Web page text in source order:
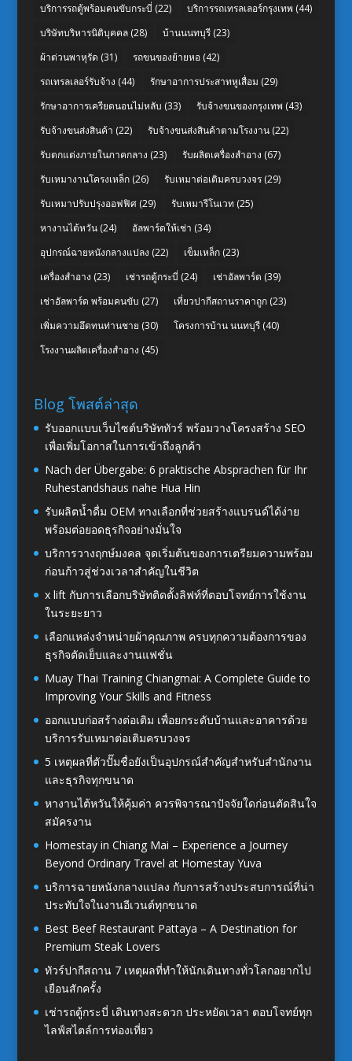
บริการรถตู้พร้อมคนขับกระบี่ (22) บริการรถเทรลเลอร์กรุงเทพ (44)
บริษัทบริหารนิติบุคคล(28) บ้านนนทบุรี(23)
ผ้าต่วนพาหุรัด (31) รถขนของย้ายหอ(42)
รถเทรลเลอร์รับจ้าง (44) รักษาอาการประสาทหูเสื่อม (29)
รักษาอาการเครียดนอนไม่หลับ (33) รับจ้างขนของกรุงเทพ (43)
รับจ้างขนส่งสินค้า (22) รับจ้างขนส่งสินค้าตามโรงงาน(22)
รับตกแต่งภายในภาคกลาง (23) รับผลิตเครื่องสำอาง (67)
รับเหมางานโครงเหล็ก(26) รับเหมาต่อเติมครบวงจร(29)
รับเหมาปรับปรุงออฟฟิศ(29) รับเหมารีโนเวท (25)
หางานไต้หวัน(24) อัลพาร์ดให้เช่า (34)
อุปกรณ์ฉายหนังกลางแปลง (22) เข็มเหล็ก(23)
เครื่องสำอาง (23) เช่ารถตู้กระบี่ (24) เช่าอัลพาร์ด (39)
เช่าอัลพาร์ด พร้อมคนขับ (27) เที่ยวปากีสถานราคาถูก(23)
เพิ่มความอึดทนท่านชาย (30) โครงการบ้าน นนทบุรี(40)
โรงงานผลิตเครื่องสำอาง (45)
Blog โพสต์ล่าสุด
รับออกแบบเว็บไซต์บริษัททัวร์ พร้อมวางโครงสร้าง SEO
เพื่อเพิ่มโอกาสในการเข้าถึงลูกค้า
Nach der Übergabe: 6 praktische Absprachen für Ihr
Ruhestandshaus nahe Hua Hin
รับผลิตน้ำดื่ม OEM ทางเลือกที่ช่วยสร้างแบรนด์ได้ง่าย
พร้อมต่อยอดธุรกิจอย่างมั่นใจ
บริการวางฤกษ์มงคล จุดเริ่มต้นของการเตรียมความพร้อม
ก่อนก้าวสู่ช่วงเวลาสำคัญในชีวิต
x lift กับการเลือกบริษัทติดตั้งลิฟท์ที่ตอบโจทย์การใช้งาน
ในระยะยาว
เลือกแหล่งจำหน่ายผ้าคุณภาพ ครบทุกความต้องการของ
ธุรกิจตัดเย็บและงานแฟชั่น
Muay Thai Training Chiangmai: A Complete Guide to
Improving Your Skills and Fitness
ออกแบบก่อสร้างต่อเติม เพื่อยกระดับบ้านและอาคารด้วย
บริการรับเหมาต่อเติมครบวงจร
5 เหตุผลที่ตัวปั๊มชื่อยังเป็นอุปกรณ์สำคัญสำหรับสำนักงาน
และธุรกิจทุกขนาด
หางานไต้หวันให้คุ้มค่า ควรพิจารณาปัจจัยใดก่อนตัดสินใจ
สมัครงาน
Homestay in Chiang Mai – Experience a Journey
Beyond Ordinary Travel at Homestay Yuva
บริการฉายหนังกลางแปลง กับการสร้างประสบการณ์ที่น่า
ประทับใจในงานอีเวนต์ทุกขนาด
Best Beef Restaurant Pattaya – A Destination for
Premium Steak Lovers
ทัวร์ปากีสถาน 7 เหตุผลที่ทำให้นักเดินทางทั่วโลกอยากไป
เยือนสักครั้ง
เช่ารถตู้กระบี่ เดินทางสะดวก ประหยัดเวลา ตอบโจทย์ทุก
ไลฟ์สไตล์การท่องเที่ยว